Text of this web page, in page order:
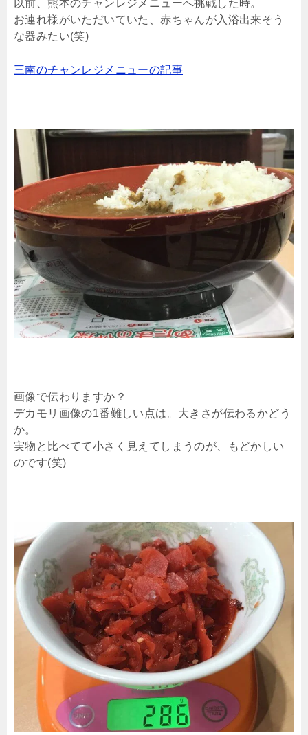
以前、熊本のチャンレジメニューへ挑戦した時。
お連れ様がいただいていた、赤ちゃんが入浴出来そう
な器みたい(笑)
三南のチャンレジメニューの記事
画像で伝わりますか？
デカモリ画像の1番難しい点は。大きさが伝わるかどう
か。
実物と比べてて小さく見えてしまうのが、もどかしい
のです(笑)